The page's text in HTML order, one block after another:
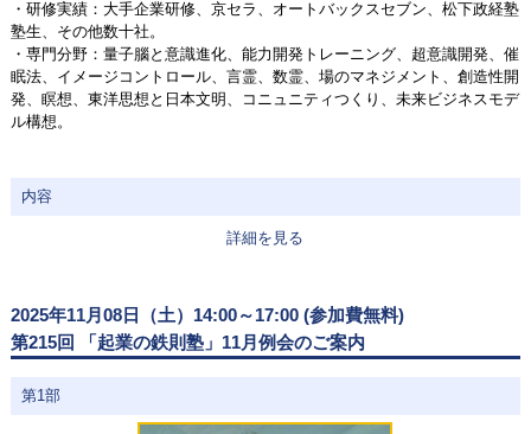
・研修実績：大手企業研修、京セラ、オートバックスセブン、松下政経塾
塾生、その他数十社。
・専門分野：量子腦と意識進化、能力開発トレーニング、超意識開発、催
眠法、イメージコントロール、言霊、数霊、場のマネジメント、創造性開
発、瞑想、東洋思想と日本文明、コニュニティつくり、未来ビジネスモデ
ル構想。
内容
詳細を見る
2025年11月08日（土）14:00～17:00 (参加費無料)
第215回 「起業の鉄則塾」11月例会のご案内
第1部